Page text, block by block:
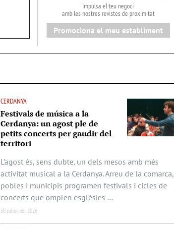
Impulsa el teu negoci
amb les nostres revistes de proximitat
Promociona el meu establiment
CERDANYA
Festivals de música a la
Cerdanya: un agost ple de
petits concerts per gaudir del
territori
L’agost és, sens dubte, un dels mesos amb més
activitat musical a la Cerdanya. Arreu de la comarca,
pobles i municipis programen festivals i cicles de
concerts que omplen esglésies …
30 juliol del 2026